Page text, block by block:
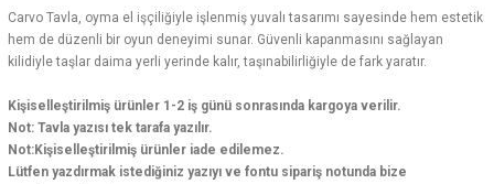
Carvo Tavla, oyma el işçiliğiyle işlenmiş yuvalı tasarımı sayesinde hem estetik
hem de düzenli bir oyun deneyimi sunar. Güvenli kapanmasını sağlayan
kilidiyle taşlar daima yerli yerinde kalır, taşınabilirliğiyle de fark yaratır.
Kişiselleştirilmiş ürünler 1-2 iş günü sonrasında kargoya verilir.
Not: Tavla yazısı tek tarafa yazılır.
Not:Kişiselleştirilmiş ürünler iade edilemez.
Lütfen yazdırmak istediğiniz yazıyı ve fontu sipariş notunda bize